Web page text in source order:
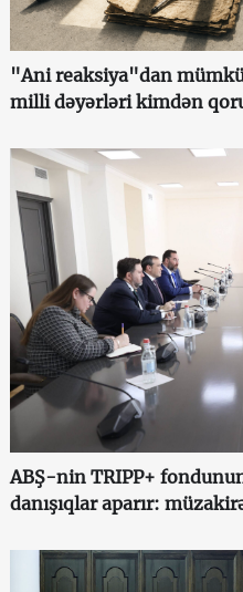
"Ani reaksiya"dan
milli dəyərləri kimdən
ABŞ-nin TRIPP+
danışıqlar aparır: